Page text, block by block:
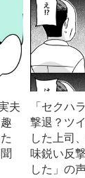
夫
「セクハ
撃退？ツ
した上司
味鋭い反
した」の